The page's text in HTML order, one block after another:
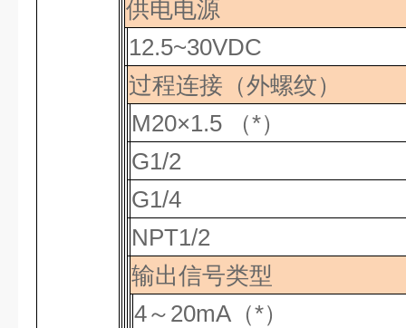
供电电源
12.5~30VDC
过程连接（外螺纹）
M20×1.5
（*）
G1/2
G1/4
NPT1/2
输出信号类型
4～ 20mA （*）